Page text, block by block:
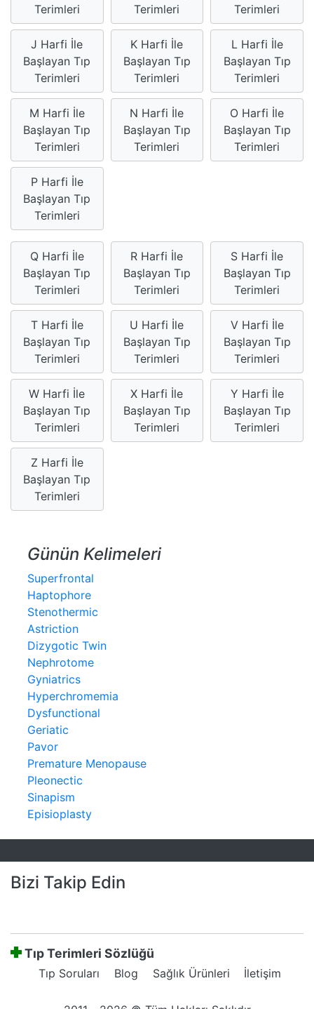
Terimleri
Terimleri
Terimleri
J Harfi İle
Başlayan Tıp
Terimleri
K Harfi İle
Başlayan Tıp
Terimleri
L Harfi İle
Başlayan Tıp
Terimleri
M Harfi İle
Başlayan Tıp
Terimleri
N Harfi İle
Başlayan Tıp
Terimleri
O Harfi İle
Başlayan Tıp
Terimleri
P Harfi İle
Başlayan Tıp
Terimleri
Q Harfi İle
Başlayan Tıp
Terimleri
R Harfi İle
Başlayan Tıp
Terimleri
S Harfi İle
Başlayan Tıp
Terimleri
T Harfi İle
Başlayan Tıp
Terimleri
U Harfi İle
Başlayan Tıp
Terimleri
V Harfi İle
Başlayan Tıp
Terimleri
W Harfi İle
Başlayan Tıp
Terimleri
X Harfi İle
Başlayan Tıp
Terimleri
Y Harfi İle
Başlayan Tıp
Terimleri
Z Harfi İle
Başlayan Tıp
Terimleri
Günün Kelimeleri
Superfrontal
Haptophore
Stenothermic
Astriction
Dizygotic Twin
Nephrotome
Gyniatrics
Hyperchromemia
Dysfunctional
Geriatic
Pavor
Premature Menopause
Pleonectic
Sinapism
Episioplasty
Bizi Takip Edin
Tıp Terimleri Sözlüğü
Tıp Soruları Blog Sağlık Ürünleri İletişim